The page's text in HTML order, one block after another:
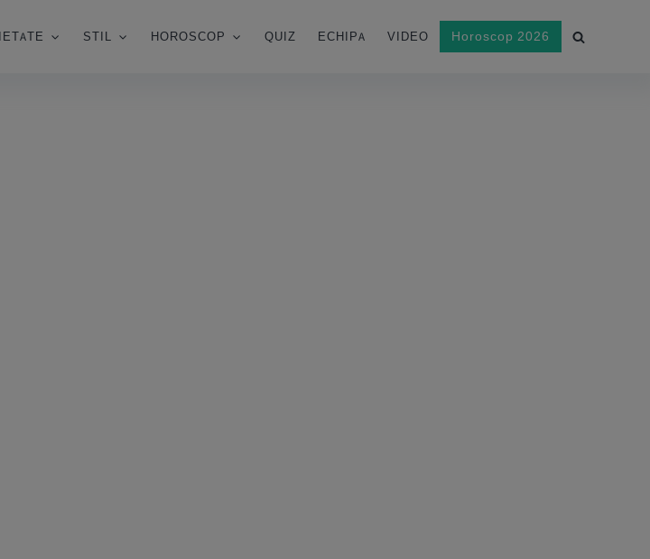
STIL HOROSCOP QUIZ ECHIPA VIDEO Horoscop 2026